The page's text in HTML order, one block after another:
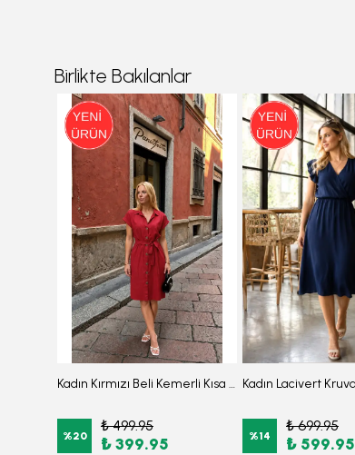
Birlikte Bakılanlar
Kadın Kırmızı Beli Kemerli Kısa Kol Gömlek Elbise ARM-26Y001111
%20
₺ 499.95
₺ 399.95 %14
₺ 699.95
₺ 599.95